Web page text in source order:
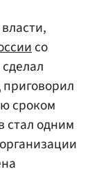
со
приговорил
сроком
стал одним